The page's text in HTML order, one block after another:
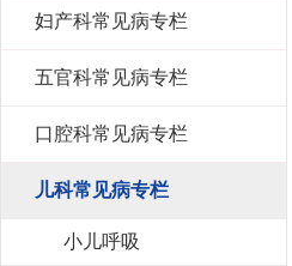
妇产科常见病专栏
五官科常见病专栏
口腔科常见病专栏
儿科常见病专栏
小儿呼吸